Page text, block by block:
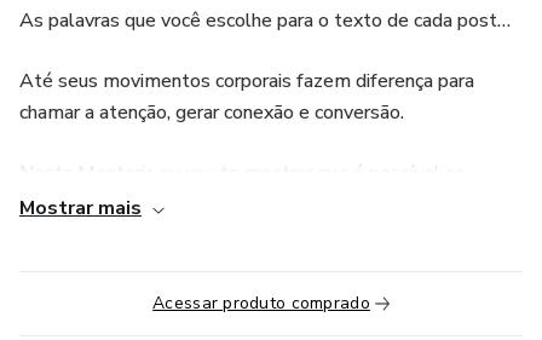
As palavras que você escolhe para o texto de cada post…
Até seus movimentos corporais fazem diferença para
chamar a atenção, gerar conexão e conversão.
Nesta Mentoria eu vou te mostrar que é possível se
destacar para vender com mais facilidade sem precisar
ações.
Mostrar mais
Acessar produto comprado